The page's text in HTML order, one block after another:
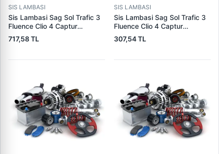
SIS LAMBASI
Sis Lambasi Sag Sol Trafic 3
Fluence Clio 4 Captur
Megane 4 Talisman Latitude
Symbol Dacia Sandero 3 ( |
261500097R
717,58 TL
SIS LAMBASI
Sis Lambasi Sag Sol Trafic 3
Fluence Clio 4 Captur
Megane 4 Talisman Latitude
Symbol Dacia Sandero 3 |
261500097R
307,54 TL